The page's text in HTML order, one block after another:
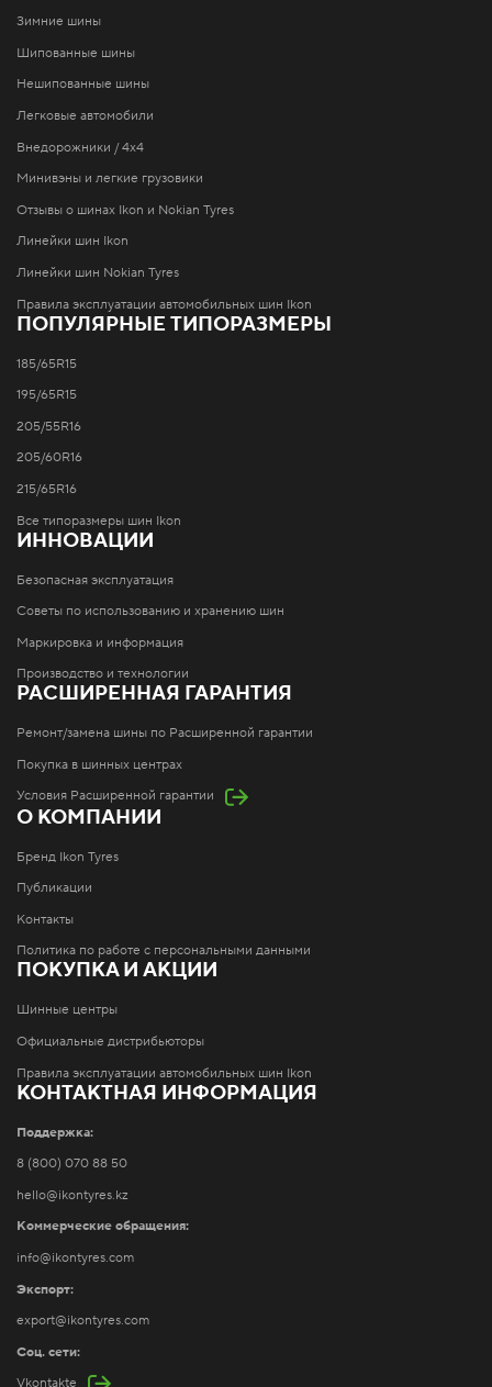
Зимние шины
Шипованные шины
Нешипованные шины
Легковые автомобили
Внедорожники / 4x4
Минивэны и легкие грузовики
Отзывы о шинах Ikon и Nokian Tyres
Линейки шин Ikon
Линейки шин Nokian Tyres
Правила эксплуатации автомобильных шин Ikon
ПОПУЛЯРНЫЕ ТИПОРАЗМЕРЫ
185/65R15
195/65R15
205/55R16
205/60R16
215/65R16
Все типоразмеры шин Ikon
ИННОВАЦИИ
Безопасная эксплуатация
Советы по использованию и хранению шин
Маркировка и информация
Производство и технологии
РАСШИРЕННАЯ ГАРАНТИЯ
Ремонт/замена шины по Расширенной гарантии
Покупка в шинных центрах
Условия Расширенной гарантии
О КОМПАНИИ
Бренд Ikon Tyres
Публикации
Контакты
Политика по работе с персональными данными
ПОКУПКА И АКЦИИ
Шинные центры
Официальные дистрибьюторы
Правила эксплуатации автомобильных шин Ikon
КОНТАКТНАЯ ИНФОРМАЦИЯ
Поддержка:
8 (800) 070 88 50
hello@ikontyres.kz
Коммерческие обращения:
info@ikontyres.com
Экспорт:
export@ikontyres.com
Соц. сети:
Vkontakte